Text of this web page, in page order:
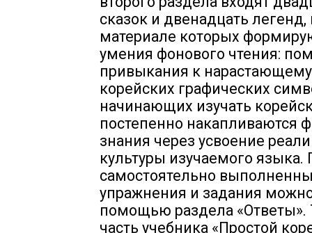
сказок и двенадцать легенд,
материале которых
умения фонового чтения:
привыкания к
корейских графических
начинающих изучать
постепенно накапливаются
знания через усвоение
культуры изучаемого языка.
самостоятельно
упражнения и задания
помощью раздела «Ответы».
часть учебника «Простой